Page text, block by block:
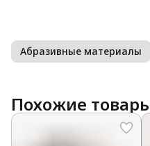
Абразивные материалы
Похожие